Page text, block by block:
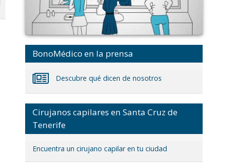
BonoMédico en la prensa
Descubre qué dicen de nosotros
Cirujanos capilares en Santa Cruz de
Tenerife
Encuentra un cirujano capilar en tu ciudad